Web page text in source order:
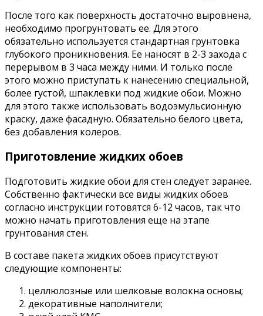
После того как поверхность достаточно выровнена,
необходимо прогрунтовать ее. Для этого
обязательно используется стандартная грунтовка
глубокого проникновения. Ее наносят в 2-3 захода с
перерывом в 3 часа между ними. И только после
этого можно приступать к нанесению специальной,
более густой, шпаклевки под жидкие обои. Можно
для этого также использовать водоэмульсионную
краску, даже фасадную. Обязательно белого цвета,
без добавления колеров.
Приготовление жидких обоев
Подготовить жидкие обои для стен следует заранее.
Собственно фактически все виды жидких обоев
согласно инструкции готовятся 6-12 часов, так что
можно начать приготовления еще на этапе
грунтования стен.
В составе пакета жидких обоев присутствуют
следующие компоненты:
целлюлозные или шелковые волокна основы;
декоративные наполнители;